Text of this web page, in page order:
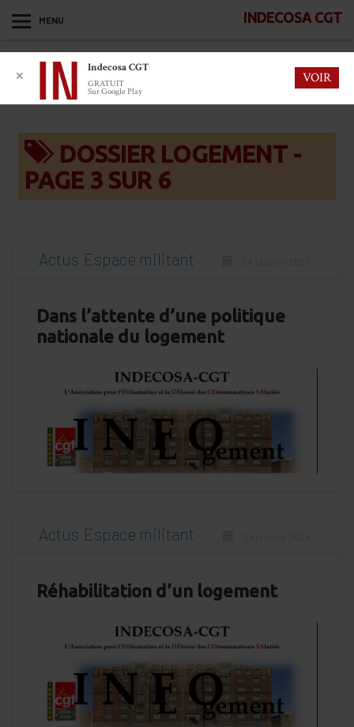
MENU INDECOSA CGT
DOSSIER LOGEMENT -
PAGE 3 SUR 6
Actus Espace militant
Dans l’attente d’une politique
nationale du logement
Actus Espace militant
Réhabilitation d’un logement
✕
Indecosa CGT
GRATUIT
Sur Google Play
VOIR